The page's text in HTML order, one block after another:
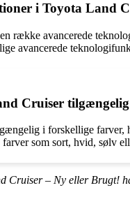
i Toyota Land
række avancerede
avancerede
Cruiser
i forskellige farver,
som sort, hvid, sølv
Cruiser – Ny eller Brugt!